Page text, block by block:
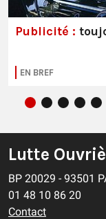
Publicité :
EN BREF
Lutte
BP 20029 - 93501
01 48 10 86 20
Contact